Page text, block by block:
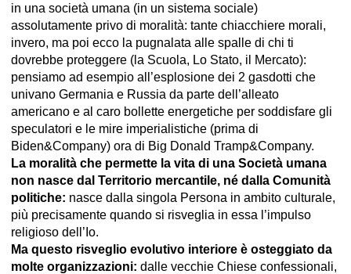
in una società umana (in un sistema sociale)
assolutamente privo di moralità: tante chiacchiere morali,
invero, ma poi ecco la pugnalata alle spalle di chi ti
dovrebbe proteggere (la Scuola, Lo Stato, il Mercato):
pensiamo ad esempio all’esplosione dei 2 gasdotti che
univano Germania e Russia da parte dell’alleato
americano e al caro bollette energetiche per soddisfare gli
speculatori e le mire imperialistiche (prima di
Biden&Company) ora di Big Donald Tramp&Company.
La moralità che permette la vita di una Società umana
non nasce dal Territorio mercantile, né dalla Comunità
politiche: nasce dalla singola Persona in ambito culturale,
più precisamente quando si risveglia in essa l’impulso
religioso dell’Io.
Ma questo risveglio evolutivo interiore è osteggiato da
molte organizzazioni: dalle vecchie Chiese confessionali,